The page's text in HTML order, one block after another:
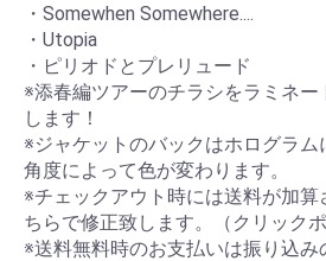
・Somewhen Somewhere....
・Utopia
・ピリオドとプレリュード
※添春編ツアーのチラシをラミネー
します！
※ジャケットのバックはホログラム
角度によって色が変わります。
※チェックアウト時には送料が加算
ちらで修正致します。（クリック
※送料無料時のお支払いは振り込